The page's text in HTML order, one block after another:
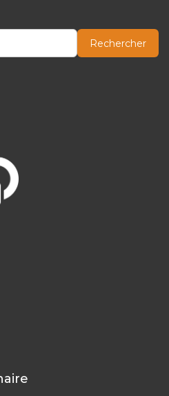
Rechercher